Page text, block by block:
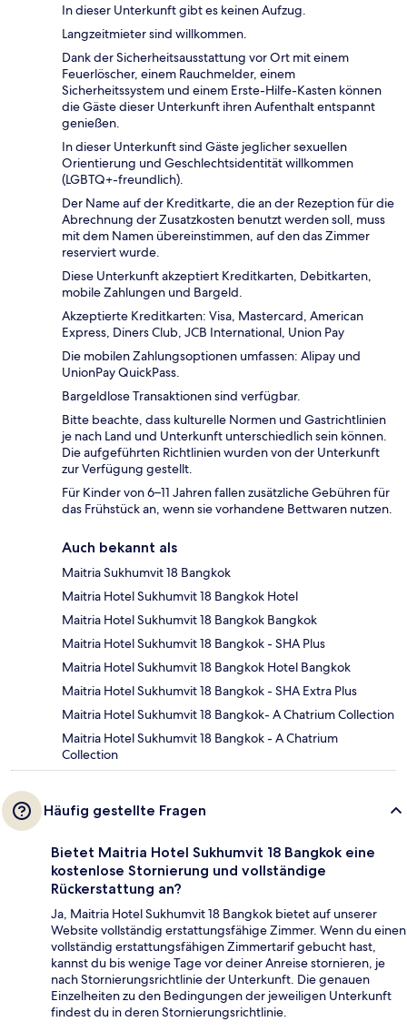
In dieser Unterkunft gibt es keinen Aufzug.
Langzeitmieter sind willkommen.
Dank der Sicherheitsausstattung vor Ort mit einem
Feuerlöscher, einem Rauchmelder, einem
Sicherheitssystem und einem Erste-Hilfe-Kasten können
die Gäste dieser Unterkunft ihren Aufenthalt entspannt
genießen.
In dieser Unterkunft sind Gäste jeglicher sexuellen
Orientierung und Geschlechtsidentität willkommen
(LGBTQ+-freundlich).
Der Name auf der Kreditkarte, die an der Rezeption für die
Abrechnung der Zusatzkosten benutzt werden soll, muss
mit dem Namen übereinstimmen, auf den das Zimmer
reserviert wurde.
Diese Unterkunft akzeptiert Kreditkarten, Debitkarten,
mobile Zahlungen und Bargeld.
Akzeptierte Kreditkarten: Visa, Mastercard, American
Express, Diners Club, JCB International, Union Pay
Die mobilen Zahlungsoptionen umfassen: Alipay und
UnionPay QuickPass.
Bargeldlose Transaktionen sind verfügbar.
Bitte beachte, dass kulturelle Normen und Gastrichtlinien
je nach Land und Unterkunft unterschiedlich sein können.
Die aufgeführten Richtlinien wurden von der Unterkunft
zur Verfügung gestellt.
Für Kinder von 6–11 Jahren fallen zusätzliche Gebühren für
das Frühstück an, wenn sie vorhandene Bettwaren nutzen.
Auch bekannt als
Maitria Sukhumvit 18 Bangkok
Maitria Hotel Sukhumvit 18 Bangkok Hotel
Maitria Hotel Sukhumvit 18 Bangkok Bangkok
Maitria Hotel Sukhumvit 18 Bangkok - SHA Plus
Maitria Hotel Sukhumvit 18 Bangkok Hotel Bangkok
Maitria Hotel Sukhumvit 18 Bangkok - SHA Extra Plus
Maitria Hotel Sukhumvit 18 Bangkok- A Chatrium Collection
Maitria Hotel Sukhumvit 18 Bangkok - A Chatrium
Collection
Häufig gestellte Fragen
Bietet Maitria Hotel Sukhumvit 18 Bangkok eine
kostenlose Stornierung und vollständige
Rückerstattung an?
Ja, Maitria Hotel Sukhumvit 18 Bangkok bietet auf unserer
Website vollständig erstattungsfähige Zimmer. Wenn du einen
vollständig erstattungsfähigen Zimmertarif gebucht hast,
kannst du bis wenige Tage vor deiner Anreise stornieren, je
nach Stornierungsrichtlinie der Unterkunft. Die genauen
Einzelheiten zu den Bedingungen der jeweiligen Unterkunft
findest du in deren Stornierungsrichtlinie.